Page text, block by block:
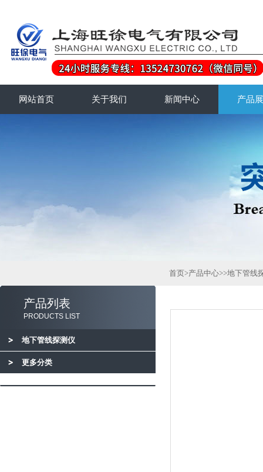
网站首页 关于我们 新闻中心 产品
产品列表
PRODUCTS LIST
地下管线探测仪
更多分类
首页>产品中心>>地下管线